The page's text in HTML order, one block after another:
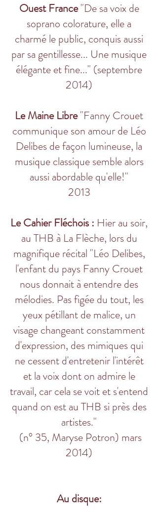
Ouest France"De sa voix de
soprano colorature, elle a
charmé le public, conquis aussi
par sa gentillesse... Une musique
élégante et fine..." (septembre
2014)
Le Maine Libre"Fanny Crouet
communique son amour de Léo
Delibes de façon lumineuse, la
musique classique semble alors
aussi abordable qu'elle!"
2013
Le Cahier Fléchois : Hierau soir,
au THB à La Flèche, lors du
magnifique récital "Léo Delibes,
l'enfant du pays Fanny Crouet
nous donnait à entendre des
mélodies. Pas figée du tout, les
yeux pétillant de malice, un
visage changeant constamment
d'expression, des mimiques qui
ne cessent d'entretenir l'intérêt
et la voix dont on admire le
travail, car cela se voit et s'entend
quand on est au THB si près des
artistes."
(n° 35, Maryse Potron) mars
2014)
Au disque: